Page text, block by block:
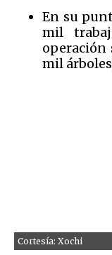
En su
mil
operación
mil
Cortesía: Xochi